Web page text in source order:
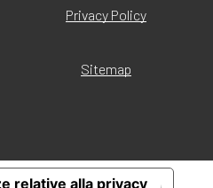
Privacy Policy
Sitemap
relative alla privacy